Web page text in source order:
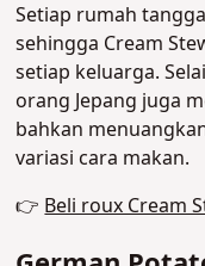
Setiap rumah
sehingga Cream
setiap keluarga.
orang Jepang juga
bahkan
variasi cara makan.
👉Beli roux Cream